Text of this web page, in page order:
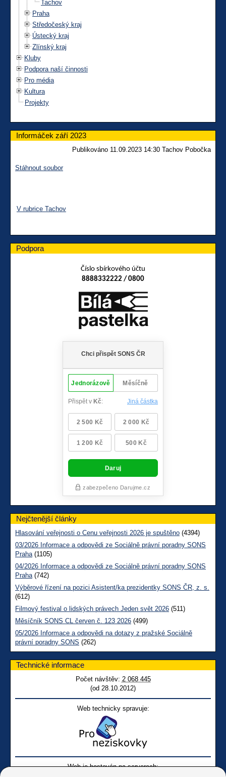
Tachov
Praha
Středočeský kraj
Ústecký kraj
Zlínský kraj
Kluby
Podpora naší činnosti
Pro média
Kultura
Projekty
Informáček září 2023
Publikováno 11.09.2023 14:30 Tachov Pobočka
Stáhnout soubor
V rubrice Tachov
Podpora
Číslo sbírkového účtu
8888332222 / 0800
Nejčtenější články
Hlasování veřejnosti o Cenu veřejnosti 2026 je spuštěno (4394)
03/2026 Informace a odpovědi ze Sociálně právní poradny SONS
Praha(1105)
04/2026 Informace a odpovědi ze Sociálně právní poradny SONS
Praha(742)
Výběrové řízení na pozici Asistent/ka prezidentky SONS ČR, z. s.
(612)
Filmový festival o lidských právech Jeden svět 2026 (511)
Měsíčník SONS CL červen č. 123 2026 (499)
05/2026 Informace a odpovědi na dotazy z pražské Sociálně
právní poradny SONS (262)
Technické informace
Počet návštěv: 2 068 445
(od 28.10.2012)
Web technicky spravuje:
Web je hostován na serverech: